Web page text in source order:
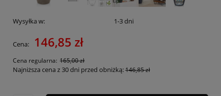
Wysyłka w: 1-3 dni
Cena: 146,85 zł
Cena regularna: 165,00 zł
Najniższa cena z 30 dni przed obniżką:146,85 zł